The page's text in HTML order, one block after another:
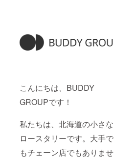
こんにちは、BUDDY
GROUPです！
私たちは、北海道の小さな
ロースタリーです。大手で
もチェーン店でもありませ